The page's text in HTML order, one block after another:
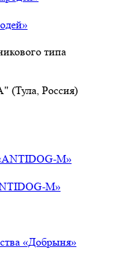
типа
Россия)
M»